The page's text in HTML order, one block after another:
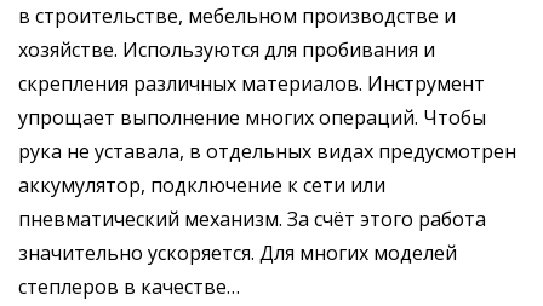
в строительстве, мебельном производстве и
хозяйстве. Используются для пробивания и
скрепления различных материалов. Инструмент
упрощает выполнение многих операций. Чтобы
рука не уставала, в отдельных видах предусмотрен
аккумулятор, подключение к сети или
пневматический механизм. За счёт этого работа
значительно ускоряется. Для многих моделей
степлеров в качестве…